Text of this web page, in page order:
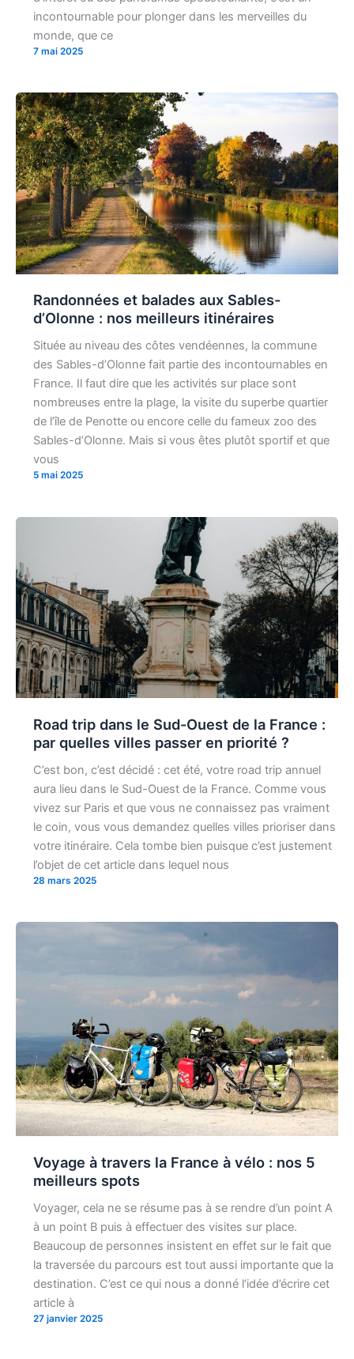
incontournable pour plonger dans les merveilles du
monde, que ce
7 mai 2025
Randonnées et balades aux Sables-
d’Olonne : nos meilleurs itinéraires
Située au niveau des côtes vendéennes, la commune
des Sables-d’Olonne fait partie des incontournables en
France. Il faut dire que les activités sur place sont
nombreuses entre la plage, la visite du superbe quartier
de l’île de Penotte ou encore celle du fameux zoo des
Sables-d’Olonne. Mais si vous êtes plutôt sportif et que
vous
5 mai 2025
Road trip dans le Sud-Ouest de la France :
par quelles villes passer en priorité ?
C’est bon, c’est décidé : cet été, votre road trip annuel
aura lieu dans le Sud-Ouest de la France. Comme vous
vivez sur Paris et que vous ne connaissez pas vraiment
le coin, vous vous demandez quelles villes prioriser dans
votre itinéraire. Cela tombe bien puisque c’est justement
l’objet de cet article dans lequel nous
28 mars 2025
Voyage à travers la France à vélo : nos 5
meilleurs spots
Voyager, cela ne se résume pas à se rendre d’un point A
à un point B puis à effectuer des visites sur place.
Beaucoup de personnes insistent en effet sur le fait que
la traversée du parcours est tout aussi importante que la
destination. C’est ce qui nous a donné l’idée d’écrire cet
article à
27 janvier 2025